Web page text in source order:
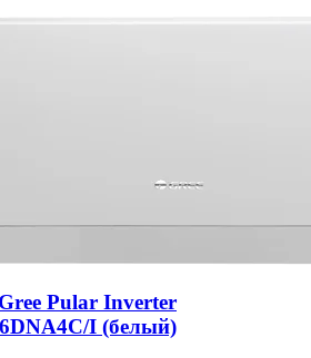
Pular Inverter
I (белый)